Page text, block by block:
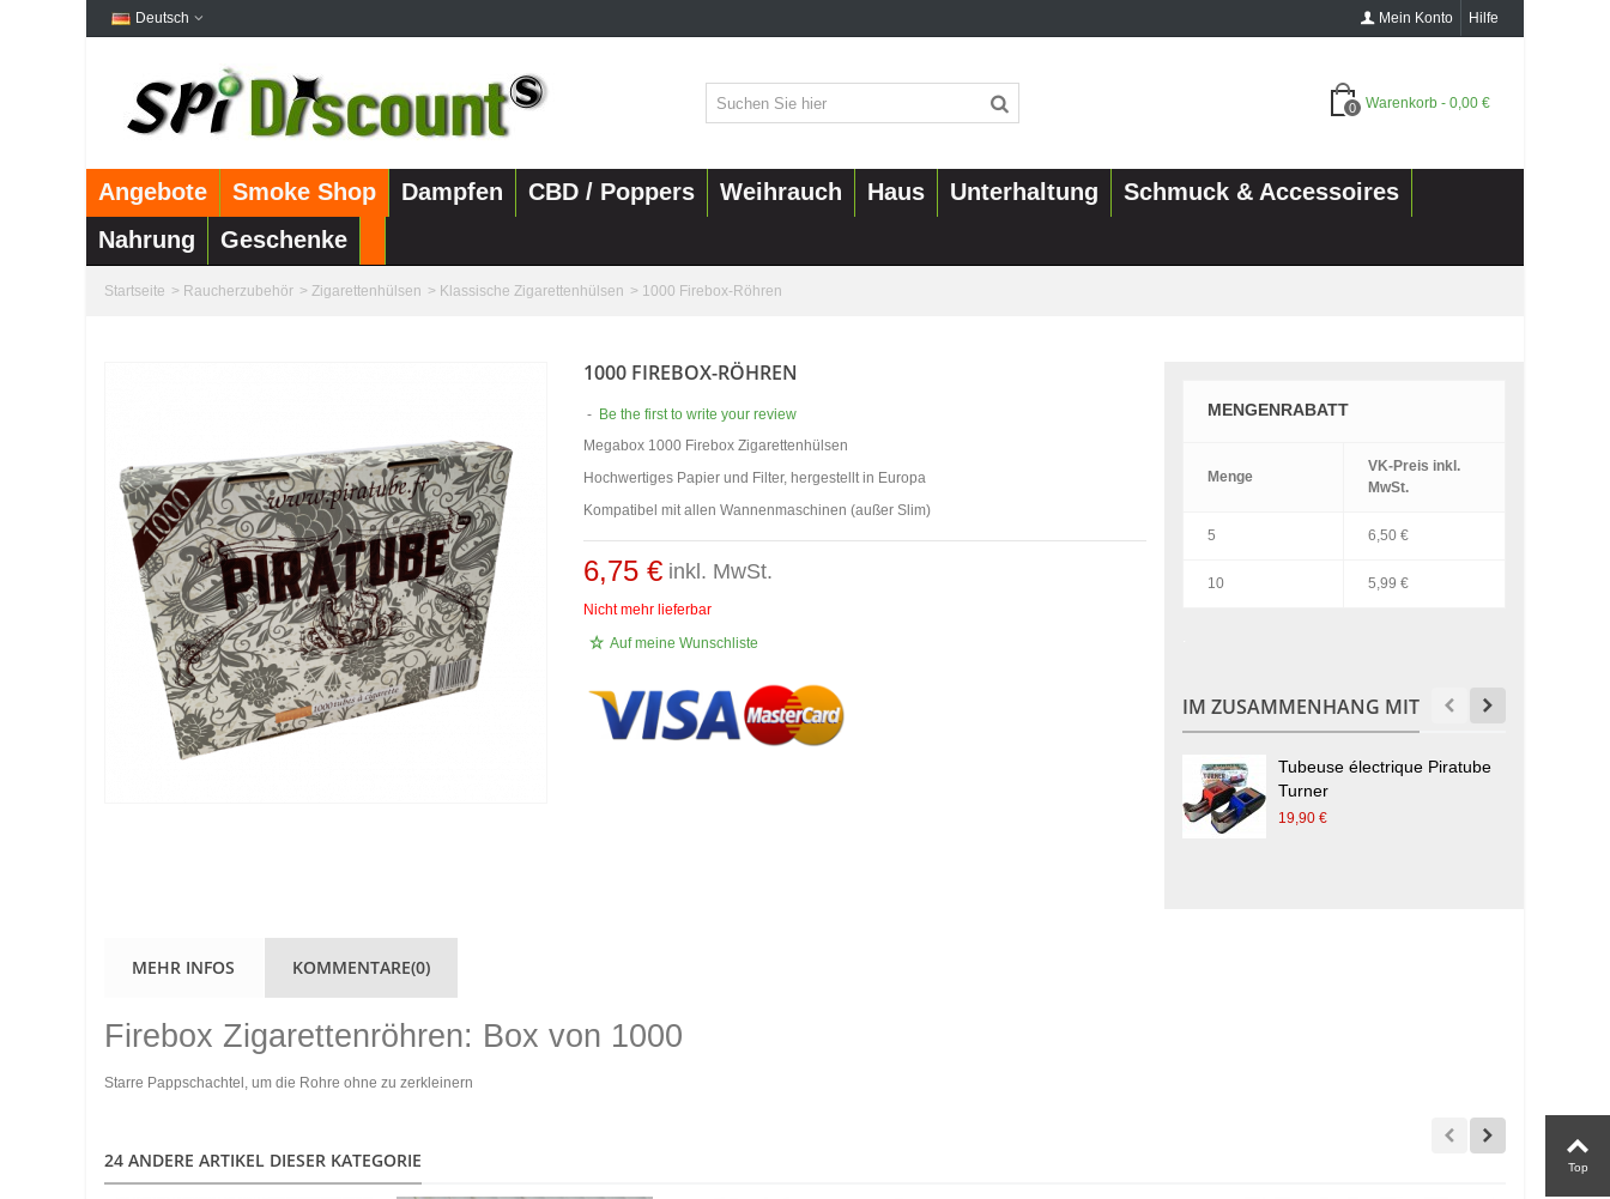
Deutsch Hilfe
Mein Konto
0 Warenkorb - 0,00 €
Angebote Smoke Shop Dampfen CBD / Poppers Weihrauch Haus Unterhaltung
Schmuck & Accessoires
Nahrung
Geschenke
Startseite > Raucherzubehör > Zigarettenhülsen > Klassische Zigarettenhülsen > 1000 Firebox-Röhren
1000 FIREBOX-RÖHREN
- Be the first to write your review
Megabox 1000 Firebox Zigarettenhülsen
Hochwertiges Papier und Filter, hergestellt in Europa
Kompatibel mit allen Wannenmaschinen (außer Slim)
6,75 € inkl. MwSt.
Nicht mehr lieferbar
Auf meine Wunschliste
MENGENRABATT
Menge
VK-Preis inkl.
MwSt.
5 6,50 €
10 5,99 €
IM ZUSAMMENHANG MIT
Tubeuse électrique Piratube
Turner
19,90 €
MEHR INFOS KOMMENTARE(0)
Firebox Zigarettenröhren: Box von 1000
Starre Pappschachtel, um die Rohre ohne zu zerkleinern
24 ANDERE ARTIKEL DIESER KATEGORIE Top